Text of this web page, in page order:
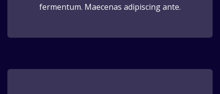
fermentum. Maecenas adipiscing ante.